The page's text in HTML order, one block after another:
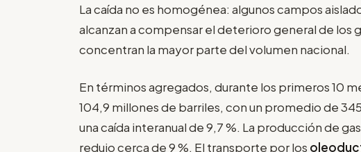
La caída no es homogénea: algunos campos
alcanzan a compensar el deterioro general de los
concentran la mayor parte del volumen nacional.
En términos agregados, durante los primeros 10
104,9 millones de barriles, con un promedio de
una caída interanual de 9,7 %. La producción de
redujo cerca de 9 %. El transporte por los